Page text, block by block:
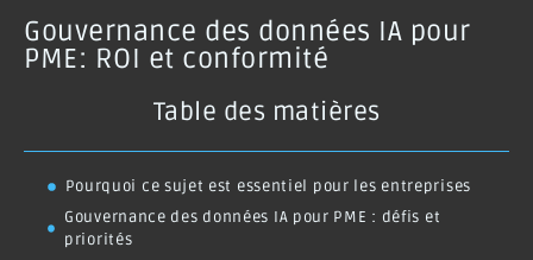
Gouvernance des données IA pour
PME: ROI et conformité
Table des matières
Pourquoi ce sujet est essentiel pour les entreprises
Gouvernance des données IA pour PME : défis et
priorités